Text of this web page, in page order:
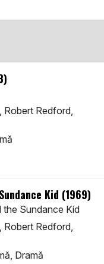
Robert Redford,
Kid (1969)
the Sundance Kid
Robert Redford,
Dramă